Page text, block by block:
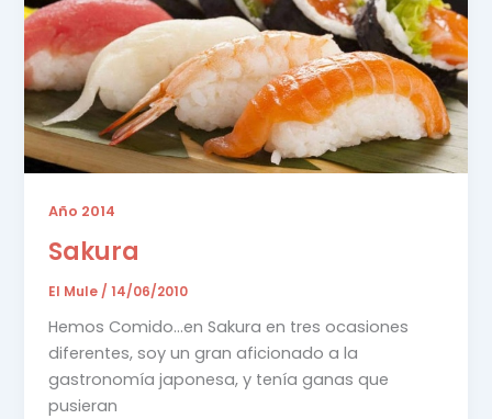
Año 2014
Sakura
El Mule /14/06/2010
Hemos Comido…en Sakura en tres ocasiones
diferentes, soy un gran aficionado a la
gastronomía japonesa, y tenía ganas que
pusieran